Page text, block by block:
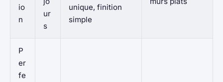
io
n
ur
s
unique, finition
simple
P
er
fe